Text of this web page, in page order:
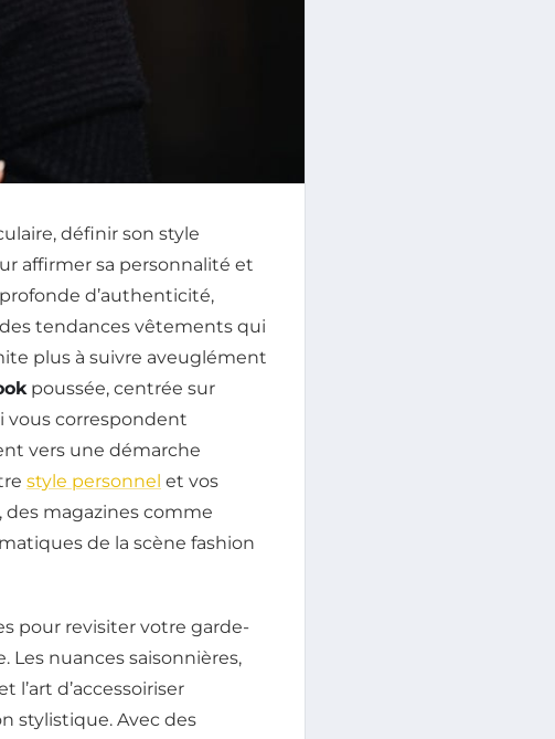
définir son style
affirmer sa personnalité et
d’authenticité,
tendances vêtements qui
plus à suivre aveuglément
poussée, centrée sur
vous correspondent
vers une démarche
style personnel et vos
des magazines comme
de la scène fashion
pour revisiter votre garde-
nuances saisonnières,
l’art d’accessoiriser
stylistique. Avec des